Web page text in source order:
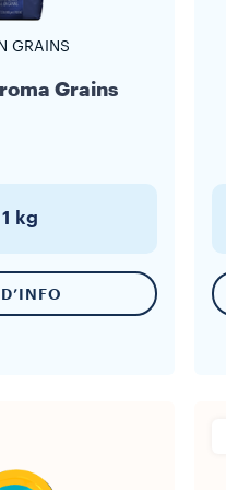
GRAINS
Grains
1 kg